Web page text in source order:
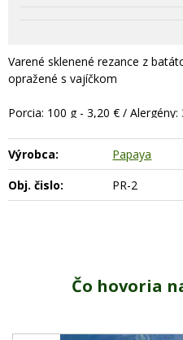
Varené sklenené rezance z
opražené s vajíčkom
Porcia: 100 g - 3,20 € / Alergény:
Výrobca:
Papaya
Obj. čislo:
PR-2
Čo hovoria